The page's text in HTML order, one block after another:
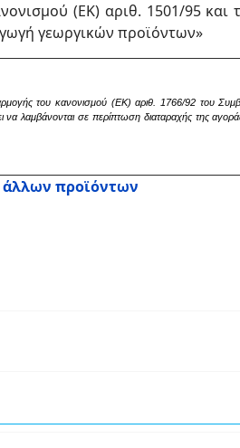
(ΕΚ) αριθ. 1501/95
γεωργικών προϊόντων»
του κανονισμού (ΕΚ) αριθ. 1766/92 του
λαμβάνονται σε περίπτωση διαταραχής της
προϊόντων